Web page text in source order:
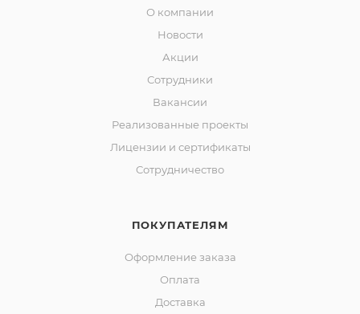
О компании
Новости
Акции
Сотрудники
Вакансии
Реализованные проекты
Лицензии и сертификаты
Сотрудничество
ПОКУПАТЕЛЯМ
Оформление заказа
Оплата
Доставка